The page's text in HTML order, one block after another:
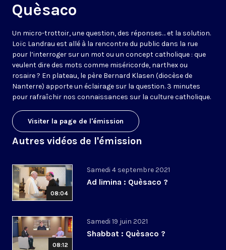
Quèsaco
Un micro-trottoir, une question, des réponses… et la solution.
Loïc Landrau est allé à la rencontre du public dans la rue
pour l’interroger sur un mot ou un concept catholique : que
veulent dire des mots comme miséricorde, narthex ou
rosaire ? En plateau, le père Bernard Klasen (diocèse de
Nanterre) apporte un éclairage sur la question. 3 minutes
pour rafraîchir nos connaissances sur la culture catholique.
Visiter la page de l'émission
Autres vidéos de l'émission
08:04
Samedi 4 septembre 2021
Ad limina : Quèsaco ?
08:12
Samedi 19 juin 2021
Shabbat : Quèsaco ?